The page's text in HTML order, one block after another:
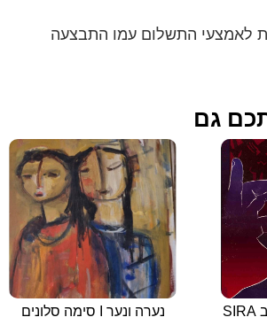
לאמצעי התשלום עמו התבצעה
גם
נערה ונער I סימה סלונים